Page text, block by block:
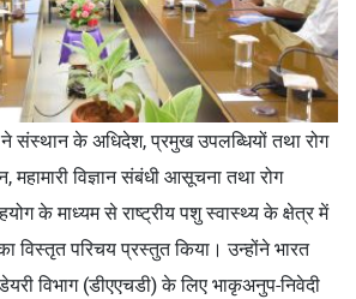
ने संस्थान के अधिदेश, प्रमुख उपलब्धियों तथा रोग
महामारी विज्ञान संबंधी आसूचना तथा रोग
के माध्यम से राष्ट्रीय पशु स्वास्थ्य के क्षेत्र में
विस्तृत परिचय प्रस्तुत किया। उन्होंने भारत
विभाग (डीएएचडी) के लिए भाकृअनुप-निवेदी